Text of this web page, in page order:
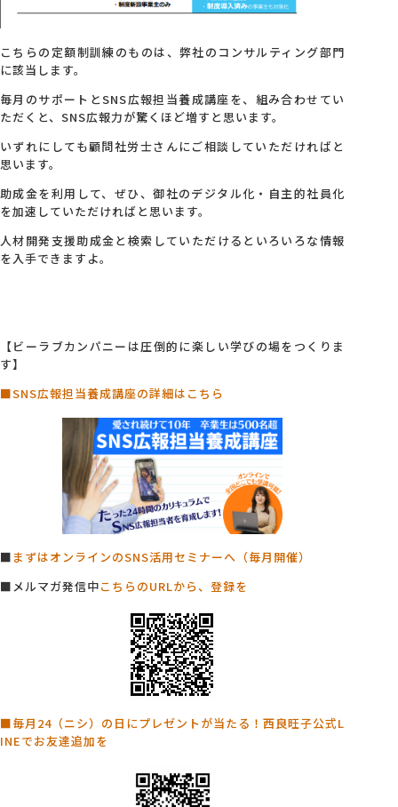
こちらの定額制訓練のものは、弊社のコンサルティング部門
に該当します。
毎月のサポートとSNS広報担当養成講座を、組み合わせてい
ただくと、SNS広報力が驚くほど増すと思います。
いずれにしても顧問社労士さんにご相談していただければと
思います。
助成金を利用して、ぜひ、御社のデジタル化・自主的社員化
を加速していただければと思います。
人材開発支援助成金と検索していただけるといろいろな情報
を入手できますよ。
【ビーラブカンパニーは圧倒的に楽しい学びの場をつくりま
す】
■SNS広報担当養成講座の詳細はこちら
■ まずはオンラインのSNS活用セミナーへ（毎月開催）
■メルマガ発信中こちらのURLから、登録を
■毎月24（ニシ）の日にプレゼントが当たる！西良旺子公式L
INEでお友達追加を